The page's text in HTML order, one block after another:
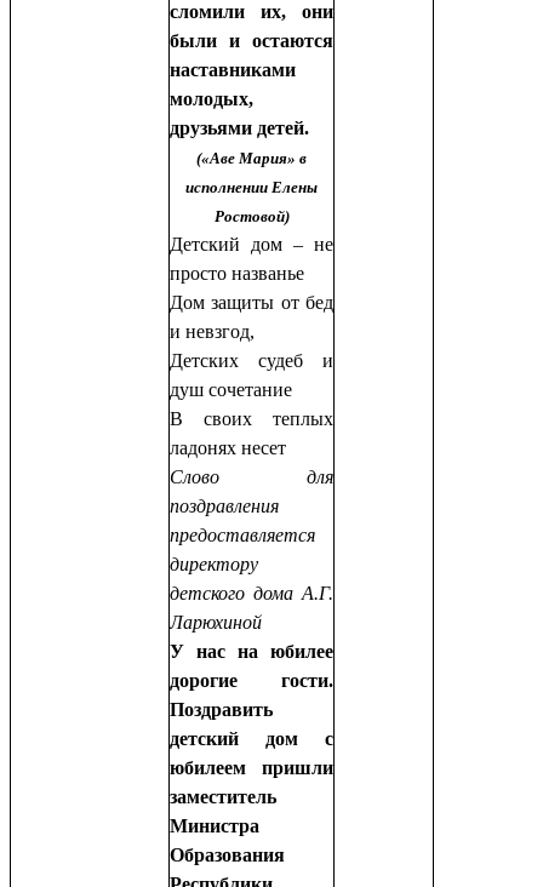
сломили их, они
были и остаются
наставниками
молодых,
друзьями детей.
(«Аве Мария» в
исполнении Елены
Ростовой)
Детский дом – не
просто названье
Дом защиты от бед
и невзгод,
Детских судеб и
душ сочетание
В своих теплых
ладонях несет
Слово для
поздравления
предоставляется
директору
детского дома А.Г.
Ларюхиной
У нас на юбилее
дорогие гости.
Поздравить
детский дом с
юбилеем пришли
заместитель
Министра
Образования